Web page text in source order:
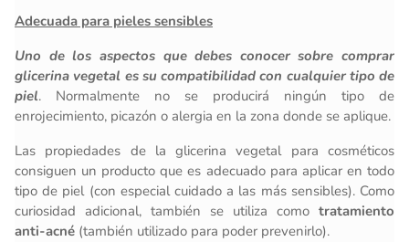
Adecuada para pieles sensibles
Uno de los aspectos que debes conocer sobre comprar
glicerina vegetal es su compatibilidad con cualquier tipo de
piel. Normalmente no se producirá ningún tipo de
enrojecimiento, picazón o alergia en la zona donde se aplique.
Las propiedades de la glicerina vegetal para cosméticos
consiguen un producto que es adecuado para aplicar en todo
tipo de piel (con especial cuidado a las más sensibles). Como
curiosidad adicional, también se utiliza como tratamiento
anti-acné (también utilizado para poder prevenirlo).